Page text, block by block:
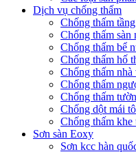
Dịch vụ chống thấm
Chống thấm
Chống thấm sàn
Chống thấm bể
Chống thấm hố
Chống thấm nhà
Chống thấm
Chống thấm
Chống dột mái
Chống thấm khe
Sơn sàn Eoxy
Sơn kcc hàn